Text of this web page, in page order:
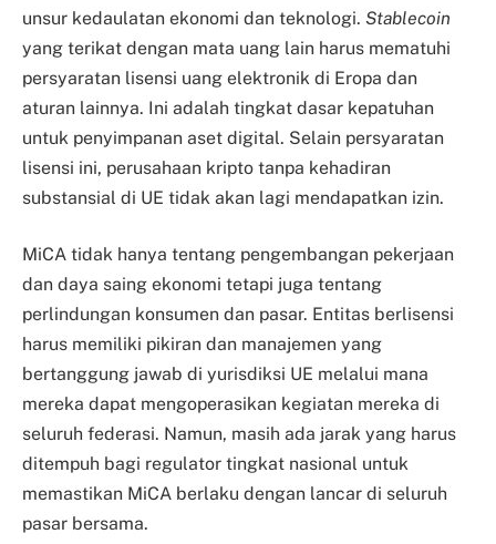
unsur kedaulatan ekonomi dan teknologi. Stablecoin
yang terikat dengan mata uang lain harus mematuhi
persyaratan lisensi uang elektronik di Eropa dan
aturan lainnya. Ini adalah tingkat dasar kepatuhan
untuk penyimpanan aset digital. Selain persyaratan
lisensi ini, perusahaan kripto tanpa kehadiran
substansial di UE tidak akan lagi mendapatkan izin.
MiCA tidak hanya tentang pengembangan pekerjaan
dan daya saing ekonomi tetapi juga tentang
perlindungan konsumen dan pasar. Entitas berlisensi
harus memiliki pikiran dan manajemen yang
bertanggung jawab di yurisdiksi UE melalui mana
mereka dapat mengoperasikan kegiatan mereka di
seluruh federasi. Namun, masih ada jarak yang harus
ditempuh bagi regulator tingkat nasional untuk
memastikan MiCA berlaku dengan lancar di seluruh
pasar bersama.